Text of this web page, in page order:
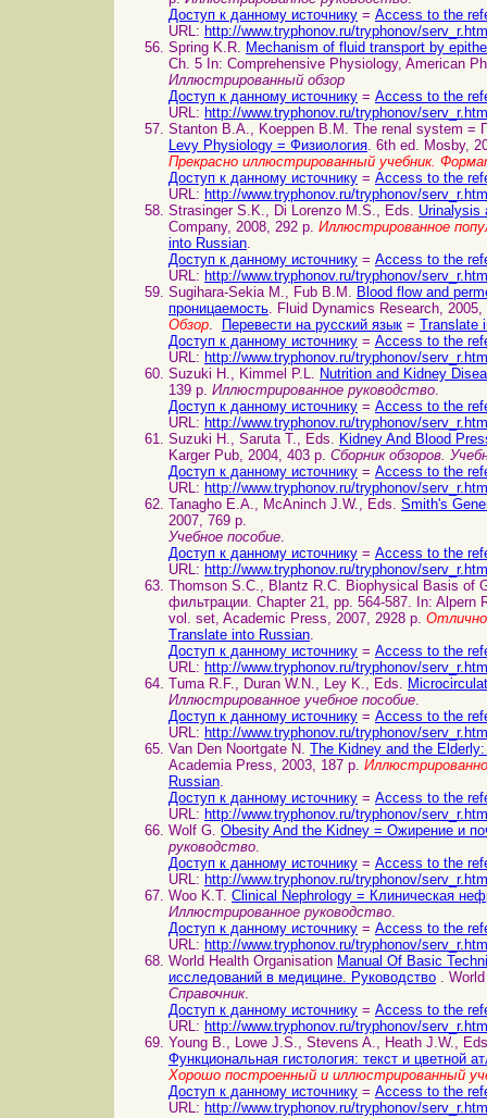
Доступ к данному источнику = Access to the
URL: http://www.tryphonov.ru/tryphonov/
Spring K.R. Mechanism of fluid transport by
Ch. 5 In: Comprehensive Physiology, American
Иллюстрированный обзор
Доступ к данному источнику = Access to the
URL: http://www.tryphonov.ru/tryphonov/
Stanton B.A., Koeppen B.M. The renal system =
Levy Physiology = Физиология. 6th ed. Mosby,
Прекрасно иллюстрированный учебник.
Доступ к данному источнику = Access to the
URL: http://www.tryphonov.ru/tryphonov/
Strasinger S.K., Di Lorenzo M.S., Eds. Urinalysis
Company, 2008, 292 p. Иллюстрированное
into Russian.
Доступ к данному источнику = Access to the
URL: http://www.tryphonov.ru/tryphonov/
Sugihara-Sekia M., Fub B.M. Blood flow and
проницаемость. Fluid Dynamics Research, 2005,
Обзор. Перевести на русский язык = Translate
Доступ к данному источнику = Access to the
URL: http://www.tryphonov.ru/tryphonov/
Suzuki H., Kimmel P.L. Nutrition and Kidney
139 p. Иллюстрированное руководство.
Доступ к данному источнику = Access to the
URL: http://www.tryphonov.ru/tryphonov/
Suzuki H., Saruta T., Eds. Kidney And Blood
Karger Pub, 2004, 403 p. Сборник обзоров.
Доступ к данному источнику = Access to the
URL: http://www.tryphonov.ru/tryphonov/
Tanagho E.A., McAninch J.W., Eds. Smith's
2007, 769 p.
Учебное пособие.
Доступ к данному источнику = Access to the
URL: http://www.tryphonov.ru/tryphonov/
Thomson S.C., Blantz R.C. Biophysical Basis of
фильтрации. Chapter 21, pp. 564-587. In:
vol. set, Academic Press, 2007, 2928 p.
Translate into Russian.
Доступ к данному источнику = Access to the
URL: http://www.tryphonov.ru/tryphonov/
Tuma R.F., Duran W.N., Ley K., Eds.
Иллюстрированное учебное пособие.
Доступ к данному источнику = Access to the
URL: http://www.tryphonov.ru/tryphonov/
Van Den Noortgate N. The Kidney and the
Academia Press, 2003, 187 p.
Russian.
Доступ к данному источнику = Access to the
URL: http://www.tryphonov.ru/tryphonov/
Wolf G. Obesity And the Kidney = Ожирение и
руководство.
Доступ к данному источнику = Access to the
URL: http://www.tryphonov.ru/tryphonov/
Woo K.T. Clinical Nephrology = Клиническая
Иллюстрированное руководство.
Доступ к данному источнику = Access to the
URL: http://www.tryphonov.ru/tryphonov/
World Health Organisation Manual Of Basic
исследований в медицине. Руководство .
Справочник.
Доступ к данному источнику = Access to the
URL: http://www.tryphonov.ru/tryphonov/
Young B., Lowe J.S., Stevens A., Heath J.W.,
Функциональная гистология: текст и цветной
Хорошо построенный и иллюстрированный
Доступ к данному источнику = Access to the
URL: http://www.tryphonov.ru/tryphonov/